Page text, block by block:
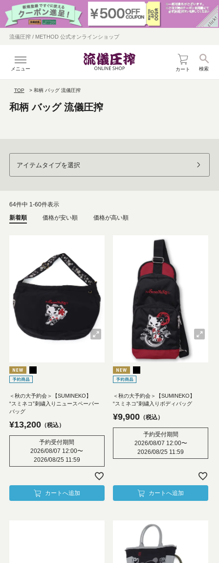
流儀圧搾 / METHOD 公式オンラインショップ
メニュー カート 検索
TOP 和柄 バッグ 流儀圧搾
和柄 バッグ 流儀圧搾
アイテムタイプを選択
価格が安い順 価格が高い順
新着順
64件中 1-60件表示
＜秋の大予約会＞【SUMINEKO】
“スミネコ”刺繍入りニュースペーパー
バッグ
¥13,200 税込
予約受付期間
2026/08/07 12:00〜
2026/08/25 11:59
カートへ追加
＜秋の大予約会＞【SUMINEKO】
“スミネコ”刺繍入りボディバッグ
¥9,900 税込
予約受付期間
2026/08/07 12:00〜
2026/08/25 11:59
カートへ追加